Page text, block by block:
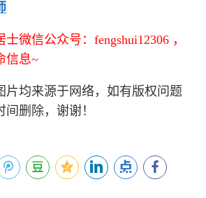
微信公众号：fengshui12306 ，
信息~
片均来源于网络，如有版权问题
删除，谢谢！